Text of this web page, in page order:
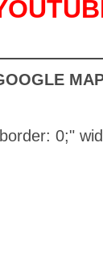
0;"